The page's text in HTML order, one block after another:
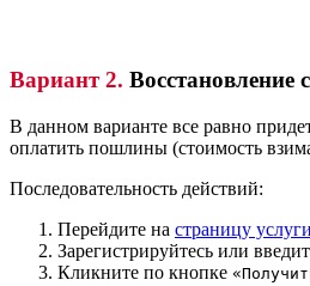
Вариант 2. Восстановление
В данном варианте все равно
оплатить пошлины (стоимость
Последовательность действий:
Перейдите на страницу услуги
Зарегистрируйтесь или
Кликните по кнопке